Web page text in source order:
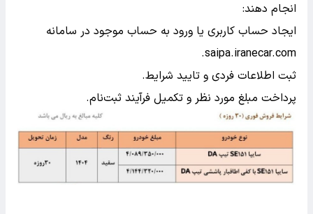
انجام دهند:
ایجاد حساب کاربری یا ورود به حساب موجود در سامانه
saipa.iranecar.com.
ثبت اطلاعات فردی و تایید شرایط.
پرداخت مبلغ مورد نظر و تکمیل فرآیند ثبت‌نام.